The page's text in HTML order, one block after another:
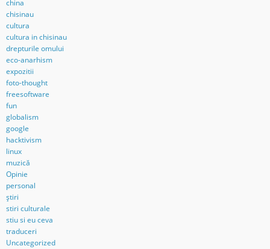
china
chisinau
cultura
cultura in chisinau
drepturile omului
eco-anarhism
expozitii
foto-thought
freesoftware
fun
globalism
google
hacktivism
linux
muzică
Opinie
personal
știri
stiri culturale
stiu si eu ceva
traduceri
Uncategorized